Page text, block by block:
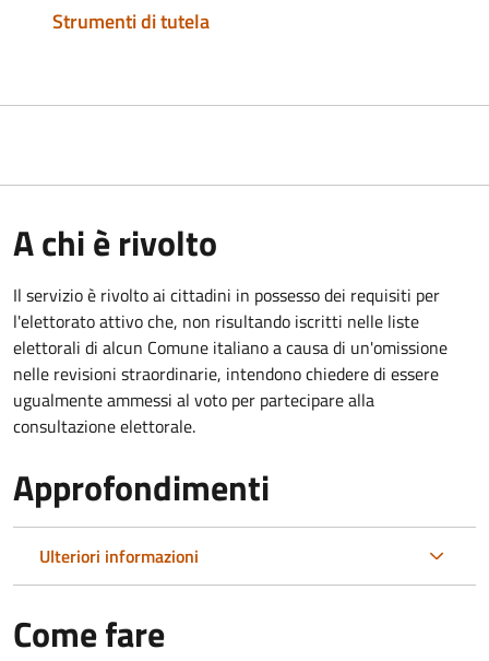
Strumenti di tutela
A chi è rivolto
Il servizio è rivolto ai cittadini in possesso dei requisiti per
l'elettorato attivo che, non risultando iscritti nelle liste
elettorali di alcun Comune italiano a causa di un'omissione
nelle revisioni straordinarie, intendono chiedere di essere
ugualmente ammessi al voto per partecipare alla
consultazione elettorale.
Approfondimenti
Ulteriori informazioni
Come fare